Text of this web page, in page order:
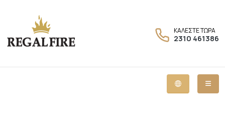
ΚΑΛΕΣΤΕ ΤΩΡΑ
2310 461386